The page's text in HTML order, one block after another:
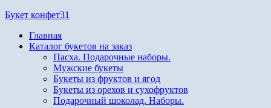
Перейти
содержимому
Букет конфет31
Главная
Каталог букетов на заказ
Пасха. Подарочные наборы.
Мужские букеты
Букеты из фруктов и ягод
Букеты из орехов и сухофруктов
Подарочный шоколад. Наборы.